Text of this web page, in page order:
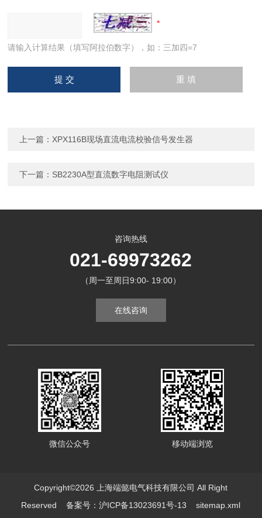
请输入计算结果（填写阿拉伯数字），如：三加四=7
上一篇： XPX116B现场直流电流校验信号发生器
下一篇： SB2230A型直流数字电阻测试仪
咨询热线
021-69973262
（周一至周日9:00- 19:00）
在线咨询
微信公众号 移动端浏览
Copyright©2026 上海端懿电气科技有限公司 All Right
Reserved备案号：沪ICP备13023691号-13 sitemap.xml